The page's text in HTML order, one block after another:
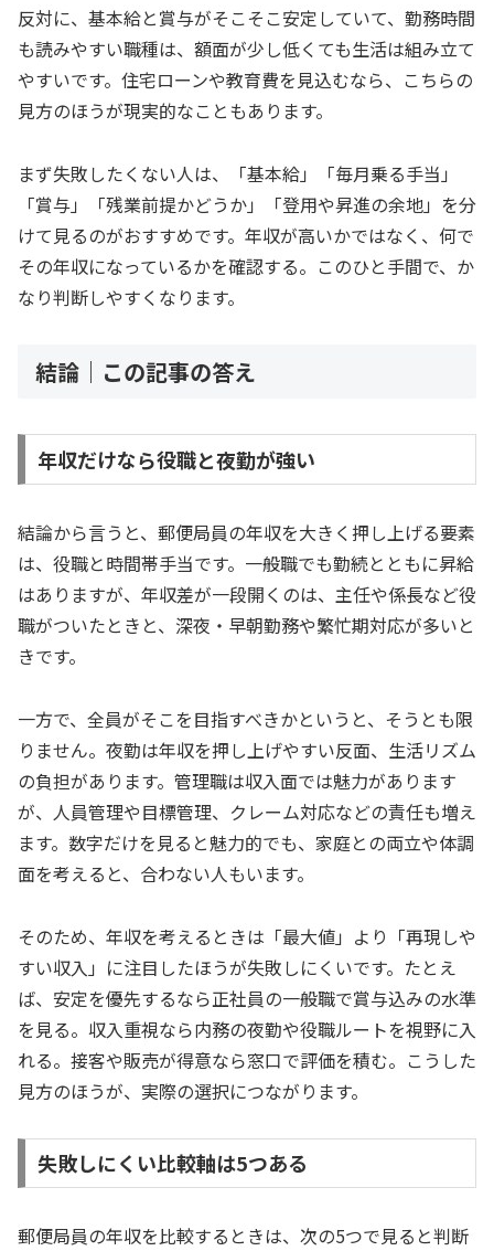
反対に、基本給と賞与がそこそこ安定していて、勤務時間
も読みやすい職種は、額面が少し低くても生活は組み立て
やすいです。住宅ローンや教育費を見込むなら、こちらの
見方のほうが現実的なこともあります。
まず失敗したくない人は、「基本給」「毎月乗る手当」
「賞与」「残業前提かどうか」「登用や昇進の余地」を分
けて見るのがおすすめです。年収が高いかではなく、何で
その年収になっているかを確認する。このひと手間で、か
なり判断しやすくなります。
結論｜この記事の答え
年収だけなら役職と夜勤が強い
結論から言うと、郵便局員の年収を大きく押し上げる要素
は、役職と時間帯手当です。一般職でも勤続とともに昇給
はありますが、年収差が一段開くのは、主任や係長など役
職がついたときと、深夜・早朝勤務や繁忙期対応が多いと
きです。
一方で、全員がそこを目指すべきかというと、そうとも限
りません。夜勤は年収を押し上げやすい反面、生活リズム
の負担があります。管理職は収入面では魅力があります
が、人員管理や目標管理、クレーム対応などの責任も増え
ます。数字だけを見ると魅力的でも、家庭との両立や体調
面を考えると、合わない人もいます。
そのため、年収を考えるときは「最大値」より「再現しや
すい収入」に注目したほうが失敗しにくいです。たとえ
ば、安定を優先するなら正社員の一般職で賞与込みの水準
を見る。収入重視なら内務の夜勤や役職ルートを視野に入
れる。接客や販売が得意なら窓口で評価を積む。こうした
見方のほうが、実際の選択につながります。
失敗しにくい比較軸は5つある
郵便局員の年収を比較するときは、次の5つで見ると判断